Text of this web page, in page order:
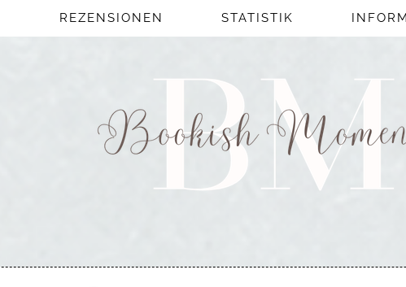
REZENSIONEN STATISTIK